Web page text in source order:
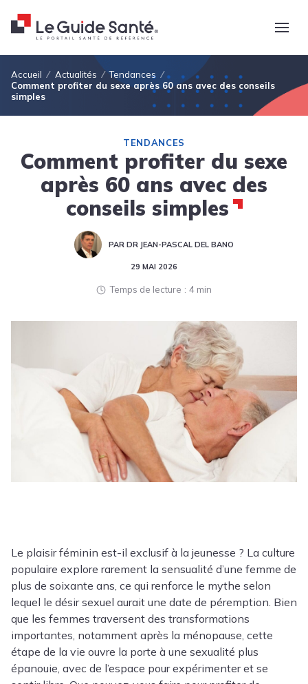
Fil d'Ariane
Accueil Actualités
Tendances
Comment profiter du sexe après 60 ans avec des conseils
simples
TENDANCES
Comment profiter du sexe
après 60 ans avec des
conseils simples
PAR DR JEAN-PASCAL DEL BANO
29 MAI 2026
Temps de lecture 4 min
Le plaisir féminin est-il exclusif à la jeunesse ? La culture
populaire explore rarement la sensualité d’une femme de
plus de soixante ans, ce qui renforce le mythe selon
lequel le désir sexuel aurait une date de péremption. Bien
que les femmes traversent des transformations
importantes, notamment après la ménopause, cette
étape de la vie ouvre la porte à une sexualité plus
épanouie, avec de l’espace pour expérimenter et se